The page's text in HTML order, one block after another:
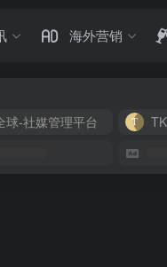
海外营销
球-社媒管理平台